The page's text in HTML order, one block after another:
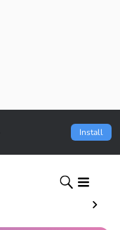
Install